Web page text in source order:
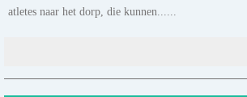
atletes naar het dorp, die kunnen......